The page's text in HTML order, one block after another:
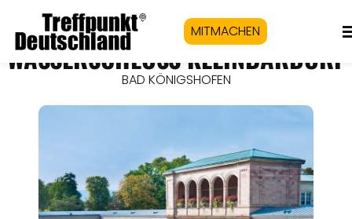
MITMACHEN
WASSERSCHLOSS KLEINBARDORF
BAD KÖNIGSHOFEN